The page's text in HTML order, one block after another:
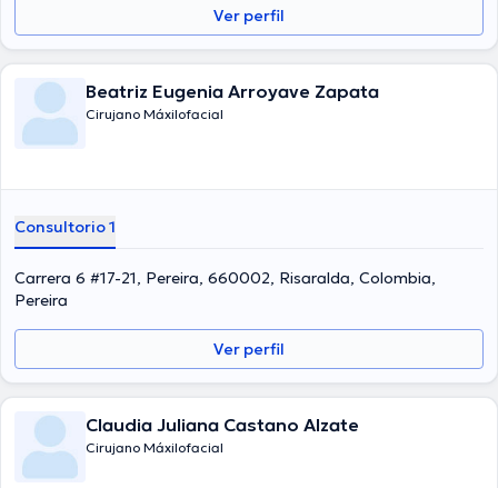
Ver perfil
Beatriz Eugenia Arroyave Zapata
Cirujano Máxilofacial
Consultorio 1
Carrera 6 #17-21, Pereira, 660002, Risaralda, Colombia,
Pereira
Ver perfil
Claudia Juliana Castano Alzate
Cirujano Máxilofacial